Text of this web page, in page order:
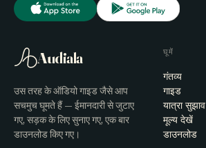
Audiala
उस तरह के ऑडियो गाइड जैसे आप
सचमुच घूमते हैं — ईमानदारी से जुटाए
गए, सड़क के लिए सुनाए गए, एक बार
डाउनलोड किए गए।
घूमें
गंतव्य
गाइड
यात्रा सुझाव
मूल्य देखें
डाउनलोड